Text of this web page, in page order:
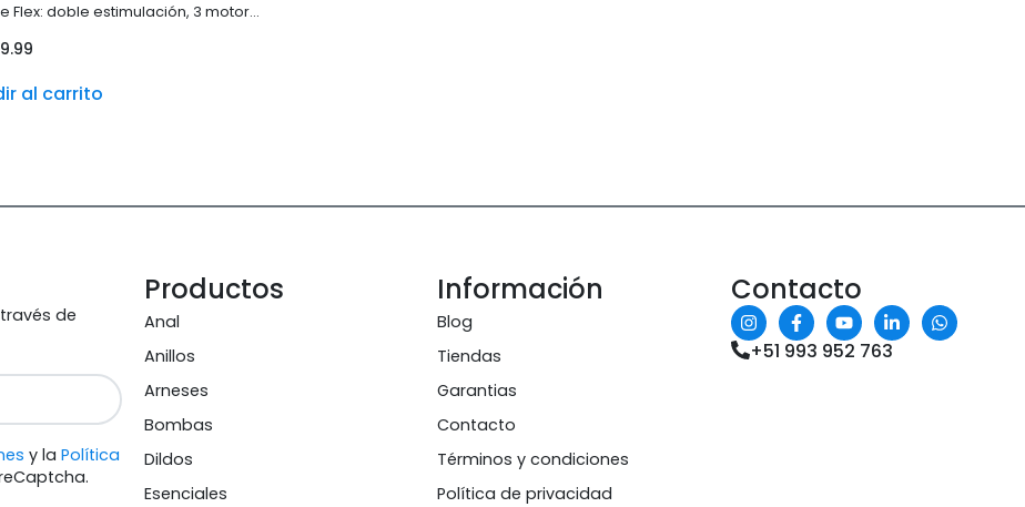
Flex: doble estimulación, 3 motores
al carrito
de
y la Política
Productos
Anal
Anillos
Arneses
Bombas
Dildos
Esenciales
Información
Blog
Tiendas
Garantias
Contacto
Términos y condiciones
Política de privacidad
Contacto
+51 993 952 763